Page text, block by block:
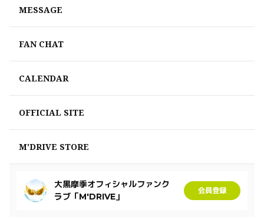
MESSAGE
FAN CHAT
CALENDAR
OFFICIAL SITE
M'DRIVE STORE
大黒摩季オフィシャルファンク
ラブ「M'DRIVE」
会員登録